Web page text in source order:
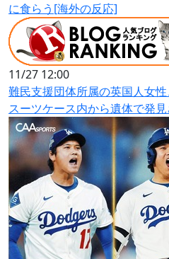
に食らう[海外の反応]
11/27 12:00
難民支援団体所属の英国人女
スーツケース内から遺体で発